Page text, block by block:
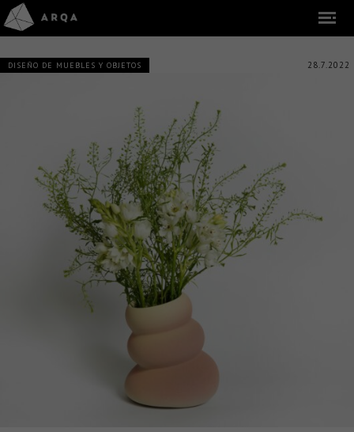
DISEÑO DE MUEBLES Y OBJETOS 28.7.2022